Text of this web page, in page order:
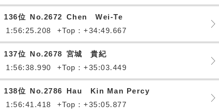
136位 No.2672 Chen Wei-Te
1:56:25.208
+Top : +34:49.667
137位 No.2678 宮城 貴紀
1:56:38.990
+Top : +35:03.449
138位 No.2786
Hau Kin Man Percy
1:56:41.418
+Top : +35:05.877